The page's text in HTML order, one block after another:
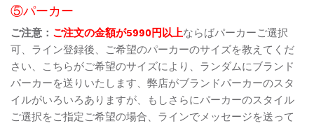
⑤パーカー
ご注意： ご注文の金額が5990円以上ならばパーカーご選択
可、ライン登録後、ご希望のパーカーのサイズを教えてくだ
さい、こちらがご希望のサイズにより、ランダムにブランド
パーカーを送りいたします、弊店がブランドパーカーのスタ
イルがいろいろありますが、もしさらにパーカーのスタイル
ご選択をご指定ご希望の場合、ラインでメッセージを送って